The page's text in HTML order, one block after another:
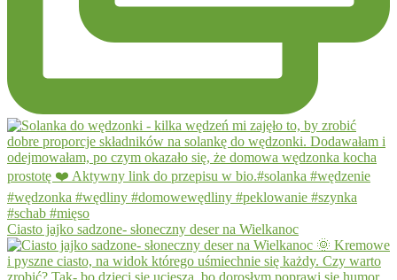
Ciasto jajko sadzone- słoneczny deser na Wielkanoc